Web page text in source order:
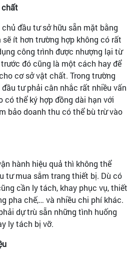
chất
đầu tư sở hữu sẵn mặt bằng
ít hơn trường hợp không có rất
công trình được nhượng lại từ
đó cũng là một cách hay để
cơ sở vật chất. Trong trường
tư phải cân nhắc rất nhiều vấn
có thể ký hợp đồng dài hạn với
bảo doanh thu có thể bù trừ vào
hành hiệu quả thì không thể
tư mua sắm trang thiết bị. Dù có
cần ly tách, khay phục vụ, thiết
pha chế,… và nhiều chi phí khác.
dự trù sẵn những tình huống
ly tách bị vỡ.